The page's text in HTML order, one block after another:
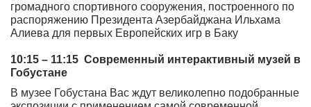
громадного спортивного сооружения, построенного по
распоряжению Президента Азербайджана Ильхама
Алиева для первых Европейских игр в Баку
10:15 – 11:15 Современный интерактивный музей в
Гобустане
В музее Гобустана Вас ждут великолепно подобранные